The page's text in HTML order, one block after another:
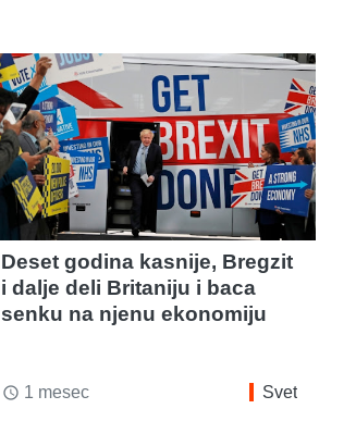
Deset godina kasnije, Bregzit
i dalje deli Britaniju i baca
senku na njenu ekonomiju
access_time 1 mesec Svet